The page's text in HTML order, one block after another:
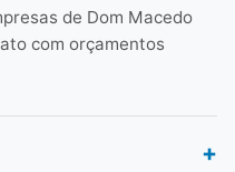
de Dom Macedo
com orçamentos